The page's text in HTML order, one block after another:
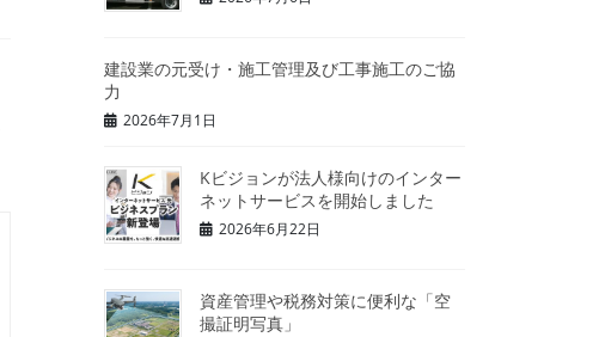
建設業の元受け・施工管理及び工事施工のご協
力
2026年7月1日
Kビジョンが法人様向けのインター
ネットサービスを開始しました
2026年6月22日
資産管理や税務対策に便利な「空
撮証明写真」